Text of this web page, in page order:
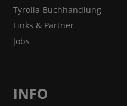
Tyrolia Buchhandlung
Links & Partner
Jobs
INFO